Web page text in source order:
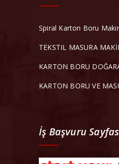
Spiral Karton Boru
TEKSTIL MASURA
KARTON BORU
KARTON BORU VE
İş Başvuru